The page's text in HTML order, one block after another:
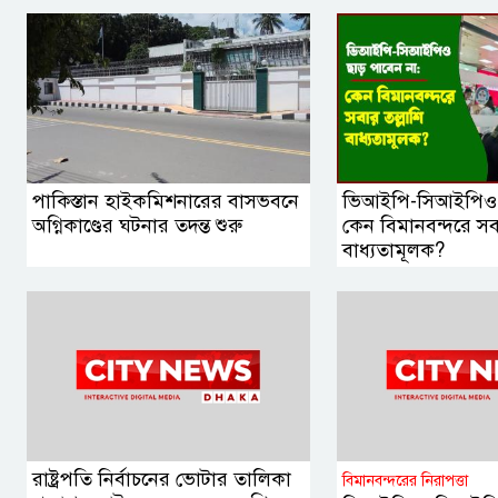
পাকিস্তান হাইকমিশনারের বাসভবনে
অগ্নিকাণ্ডের ঘটনার তদন্ত শুরু
ভিআইপি-সিআইপিও
কেন বিমানবন্দরে
বাধ্যতামূলক?
রাষ্ট্রপতি নির্বাচনের ভোটার তালিকা
বিমানবন্দরের নিরাপত্তা